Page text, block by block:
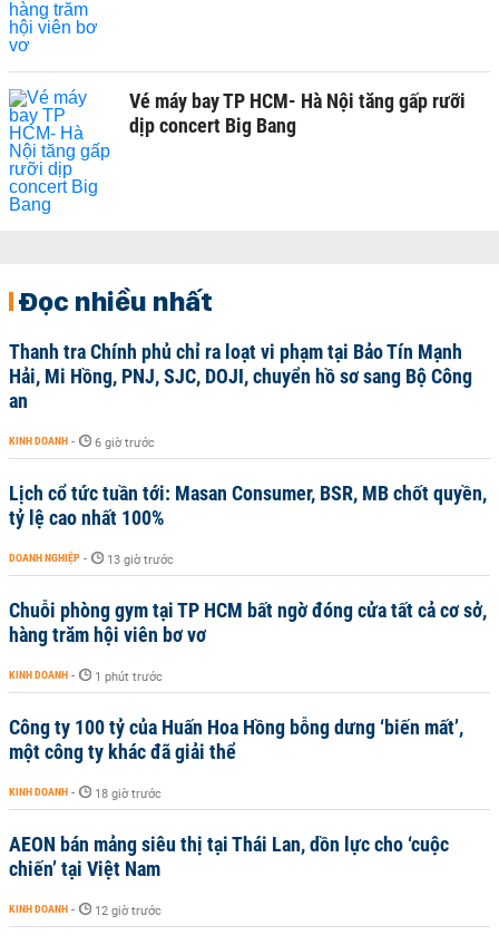
Vé máy bay TP HCM- Hà Nội tăng gấp rưỡi
dịp concert Big Bang
Đọc nhiều nhất
Thanh tra Chính phủ chỉ ra loạt vi phạm tại Bảo Tín Mạnh
Hải, Mi Hồng, PNJ, SJC, DOJI, chuyển hồ sơ sang Bộ Công
an
KINH DOANH - 6 giờ trước
Lịch cổ tức tuần tới: Masan Consumer, BSR, MB chốt quyền,
tỷ lệ cao nhất 100%
DOANH NGHIỆP - 13 giờ trước
Chuỗi phòng gym tại TP HCM bất ngờ đóng cửa tất cả cơ sở,
hàng trăm hội viên bơ vơ
KINH DOANH - 1 phút trước
Công ty 100 tỷ của Huấn Hoa Hồng bỗng dưng ‘biến mất’,
một công ty khác đã giải thể
KINH DOANH - 18 giờ trước
AEON bán mảng siêu thị tại Thái Lan, dồn lực cho ‘cuộc
chiến’ tại Việt Nam
KINH DOANH - 12 giờ trước